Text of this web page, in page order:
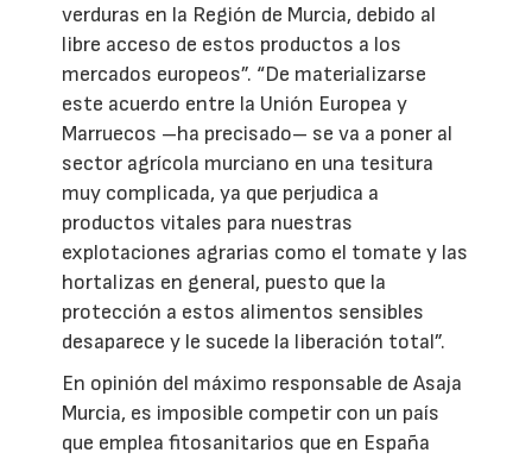
verduras en la Región de Murcia, debido al
libre acceso de estos productos a los
mercados europeos”. “De materializarse
este acuerdo entre la Unión Europea y
Marruecos –ha precisado– se va a poner al
sector agrícola murciano en una tesitura
muy complicada, ya que perjudica a
productos vitales para nuestras
explotaciones agrarias como el tomate y las
hortalizas en general, puesto que la
protección a estos alimentos sensibles
desaparece y le sucede la liberación total”.
En opinión del máximo responsable de Asaja
Murcia, es imposible competir con un país
que emplea fitosanitarios que en España